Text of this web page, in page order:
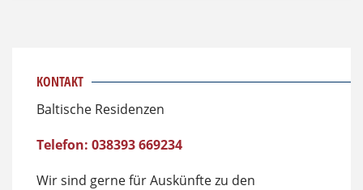
KONTAKT
Baltische Residenzen
Telefon: 038393 669234
Wir sind gerne für Auskünfte zu den